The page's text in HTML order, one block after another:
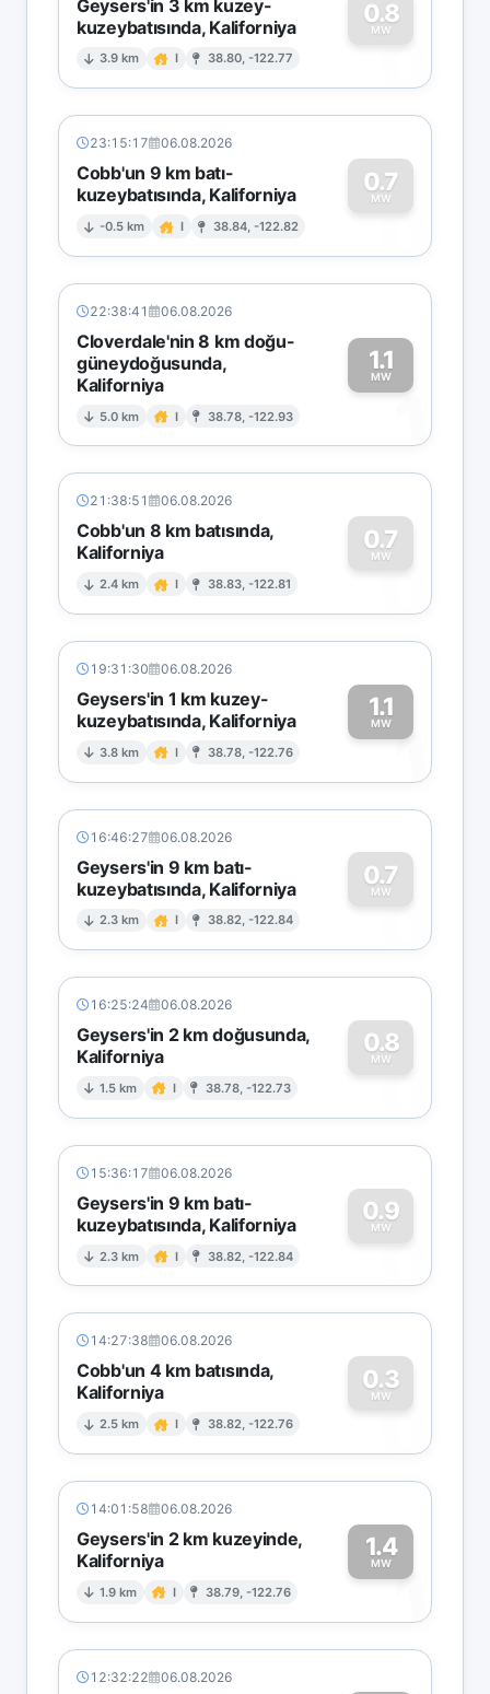
Geysers'in 3 km kuzey-
kuzeybatısında, Kaliforniya
3.9 km I 38.80, -122.77
0.8
MW
0
23:15:17 06.08.2026
Cobb'un 9 km batı-
kuzeybatısında, Kaliforniya
-0.5 km I 38.84, -122.82
0.7
MW
0
22:38:41 06.08.2026
Cloverdale'nin 8 km doğu-
güneydoğusunda,
Kaliforniya
5.0 km I 38.78, -122.93
1.1
MW
1
21:38:51 06.08.2026
Cobb'un 8 km batısında,
Kaliforniya
2.4 km I 38.83, -122.81
0.7
MW
0
19:31:30 06.08.2026
Geysers'in 1 km kuzey-
kuzeybatısında, Kaliforniya
3.8 km I 38.78, -122.76
1.1
MW1
16:46:27 06.08.2026
Geysers'in 9 km batı-
kuzeybatısında, Kaliforniya
2.3 km I 38.82, -122.84
0.7
MW
0
16:25:24 06.08.2026
Geysers'in 2 km doğusunda,
Kaliforniya
1.5 km I 38.78, -122.73
0.8
MW
0
15:36:17 06.08.2026
Geysers'in 9 km batı-
kuzeybatısında, Kaliforniya
2.3 km I 38.82, -122.84
0.9
MW
0
14:27:38 06.08.2026
Cobb'un 4 km batısında,
Kaliforniya
2.5 km I 38.82, -122.76
0.3
MW
0
14:01:58 06.08.2026
Geysers'in 2 km kuzeyinde,
Kaliforniya
1.9 km I 38.79, -122.76
1.4
MW1
12:32:22 06.08.2026